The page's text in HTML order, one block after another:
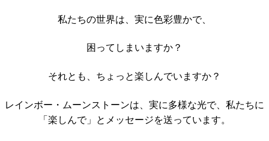
私たちの世界は、実に色彩豊かで、
困ってしまいますか？
それとも、ちょっと楽しんでいますか？
レインボー・ムーンストーンは、実に多様な光で、私たちに
「楽しんで」とメッセージを送っています。